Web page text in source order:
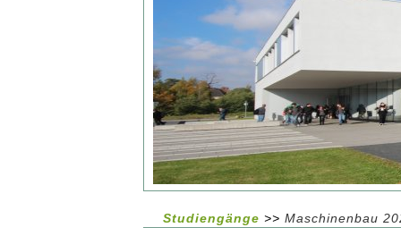
Studiengänge >>Maschinenbau